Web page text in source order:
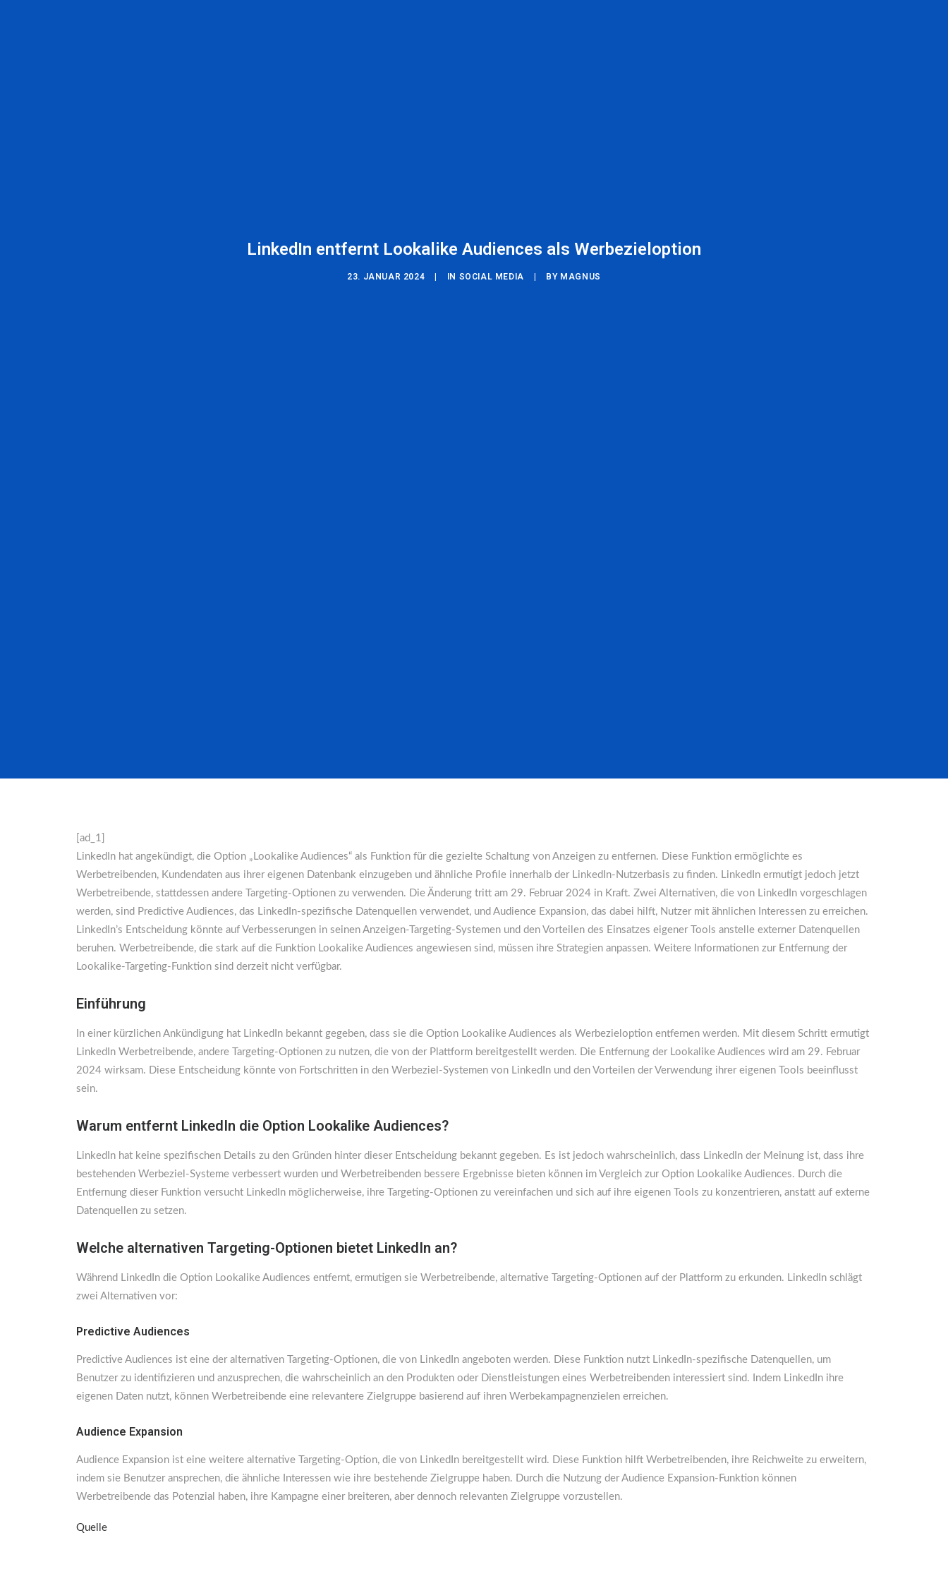
LinkedIn entfernt Lookalike Audiences als Werbezieloption
23. JANUAR 2024 IN SOCIAL MEDIA BY MAGNUS
[ad_1]
LinkedIn hat angekündigt, die Option „Lookalike Audiences“ als Funktion für die gezielte Schaltung von Anzeigen zu entfernen. Diese Funktion ermöglichte es
Werbetreibenden, Kundendaten aus ihrer eigenen Datenbank einzugeben und ähnliche Profile innerhalb der LinkedIn-Nutzerbasis zu finden. LinkedIn ermutigt jedoch jetzt
Werbetreibende, stattdessen andere Targeting-Optionen zu verwenden. Die Änderung tritt am 29. Februar 2024 in Kraft. Zwei Alternativen, die von LinkedIn vorgeschlagen
werden, sind Predictive Audiences, das LinkedIn-spezifische Datenquellen verwendet, und Audience Expansion, das dabei hilft, Nutzer mit ähnlichen Interessen zu erreichen.
LinkedIn’s Entscheidung könnte auf Verbesserungen in seinen Anzeigen-Targeting-Systemen und den Vorteilen des Einsatzes eigener Tools anstelle externer Datenquellen
beruhen. Werbetreibende, die stark auf die Funktion Lookalike Audiences angewiesen sind, müssen ihre Strategien anpassen. Weitere Informationen zur Entfernung der
Lookalike-Targeting-Funktion sind derzeit nicht verfügbar.
Einführung
In einer kürzlichen Ankündigung hat LinkedIn bekannt gegeben, dass sie die Option Lookalike Audiences als Werbezieloption entfernen werden. Mit diesem Schritt ermutigt
LinkedIn Werbetreibende, andere Targeting-Optionen zu nutzen, die von der Plattform bereitgestellt werden. Die Entfernung der Lookalike Audiences wird am 29. Februar
2024 wirksam. Diese Entscheidung könnte von Fortschritten in den Werbeziel-Systemen von LinkedIn und den Vorteilen der Verwendung ihrer eigenen Tools beeinflusst
sein.
Warum entfernt LinkedIn die Option Lookalike Audiences?
LinkedIn hat keine spezifischen Details zu den Gründen hinter dieser Entscheidung bekannt gegeben. Es ist jedoch wahrscheinlich, dass LinkedIn der Meinung ist, dass ihre
bestehenden Werbeziel-Systeme verbessert wurden und Werbetreibenden bessere Ergebnisse bieten können im Vergleich zur Option Lookalike Audiences. Durch die
Entfernung dieser Funktion versucht LinkedIn möglicherweise, ihre Targeting-Optionen zu vereinfachen und sich auf ihre eigenen Tools zu konzentrieren, anstatt auf externe
Datenquellen zu setzen.
Welche alternativen Targeting-Optionen bietet LinkedIn an?
Während LinkedIn die Option Lookalike Audiences entfernt, ermutigen sie Werbetreibende, alternative Targeting-Optionen auf der Plattform zu erkunden. LinkedIn schlägt
zwei Alternativen vor:
Predictive Audiences
Predictive Audiences ist eine der alternativen Targeting-Optionen, die von LinkedIn angeboten werden. Diese Funktion nutzt LinkedIn-spezifische Datenquellen, um
Benutzer zu identifizieren und anzusprechen, die wahrscheinlich an den Produkten oder Dienstleistungen eines Werbetreibenden interessiert sind. Indem LinkedIn ihre
eigenen Daten nutzt, können Werbetreibende eine relevantere Zielgruppe basierend auf ihren Werbekampagnenzielen erreichen.
Audience Expansion
Audience Expansion ist eine weitere alternative Targeting-Option, die von LinkedIn bereitgestellt wird. Diese Funktion hilft Werbetreibenden, ihre Reichweite zu erweitern,
indem sie Benutzer ansprechen, die ähnliche Interessen wie ihre bestehende Zielgruppe haben. Durch die Nutzung der Audience Expansion-Funktion können
Werbetreibende das Potenzial haben, ihre Kampagne einer breiteren, aber dennoch relevanten Zielgruppe vorzustellen.
Quelle